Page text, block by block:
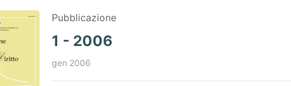
Pubblicazione
1 - 2006
gen 2006